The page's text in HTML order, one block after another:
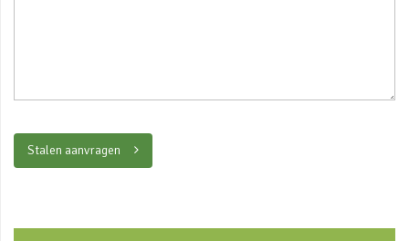
Stalen aanvragen